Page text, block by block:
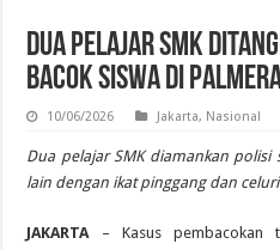
Dua Pelajar SMK
Bacok Siswa di
10/06/2026 Jakarta, Nasional
Dua pelajar SMK diamankan
lain dengan ikat pinggang dan
JAKARTA– Kasus pembacokan